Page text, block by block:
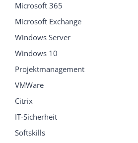
Microsoft 365
Microsoft Exchange
Windows Server
Windows 10
Projektmanagement
VMWare
Citrix
IT-Sicherheit
Softskills